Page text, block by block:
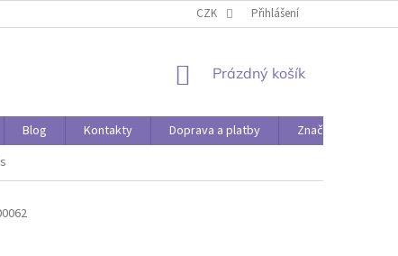
DOPRAVA A PLATBY
CZK Přihlášení
NÁKUPNÍ
Prázdný košík
Blog Kontakty Doprava a platby
Značky